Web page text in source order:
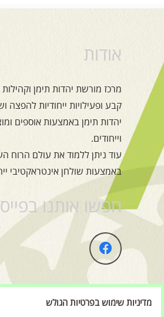
אודות
מרכז מורשת יהדות תימן
קבע ופעילויות ייחודיות
יהדות תימן באמצעות אוספים
וייחודים.
עוד ניתן ללמוד את עולם הרוח
באמצעות שולחן אינטראקטיבי
חפשו אותנו
מדיניות שימוש בפרטיות הגולש